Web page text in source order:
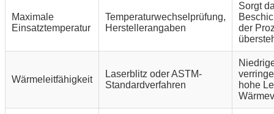
Maximale
Einsatztemperatur
Temperaturwechselprüfung,
Herstellerangaben
Sorgt
der
Wärmeleitfähigkeit
Laserblitz oder ASTM-
Standardverfahren
hohe